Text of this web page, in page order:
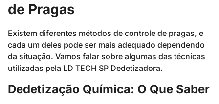
de Pragas
Existem diferentes métodos de controle de pragas, e
cada um deles pode ser mais adequado dependendo
da situação. Vamos falar sobre algumas das técnicas
utilizadas pela LD TECH SP Dedetizadora.
Dedetização Química: O Que Saber